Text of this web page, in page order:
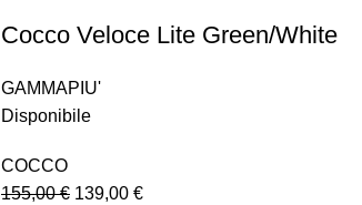
Cocco Veloce Lite Green/White
GAMMAPIU'
Disponibile
COCCO
155,00€ 139,00 €